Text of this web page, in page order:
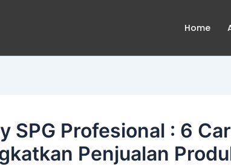
Home
SPG Profesional : 6
Penjualan